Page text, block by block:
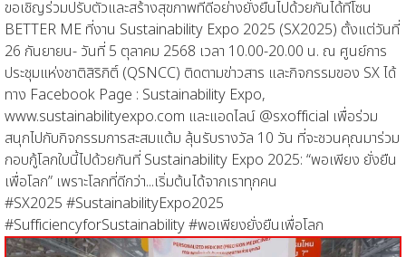
ขอเชิญร่วมปรับตัวและสร้างสุขภาพที่ดีอย่างยั่งยืนไปด้วยกันได้ที่โซน
BETTER ME ที่งาน Sustainability Expo 2025 (SX2025) ตั้งแต่วันที่
26 กันยายน- วันที่ 5 ตุลาคม 2568 เวลา 10.00-20.00 น. ณ ศูนย์การ
ประชุมแห่งชาติสิริกิติ์ (QSNCC) ติดตามข่าวสาร และกิจกรรมของ SX ได้
ทาง Facebook Page : Sustainability Expo,
www.sustainabilityexpo.com และแอดไลน์ @sxofficial เพื่อร่วม
สนุกไปกับกิจกรรมการสะสมแต้ม ลุ้นรับรางวัล 10 วัน ที่จะชวนคุณมาร่วม
กอบกู้โลกใบนี้ไปด้วยกันที่ Sustainability Expo 2025: “พอเพียง ยั่งยืน
เพื่อโลก” เพราะโลกที่ดีกว่า...เริ่มต้นได้จากเราทุกคน
#SX2025 #SustainabilityExpo2025
#SufficiencyforSustainability #พอเพียงยั่งยืนเพื่อโลก